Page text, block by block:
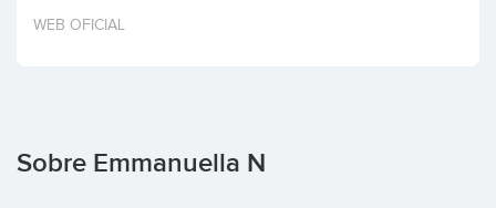
Invertir
WEB OFICIAL
Sobre Emmanuella N